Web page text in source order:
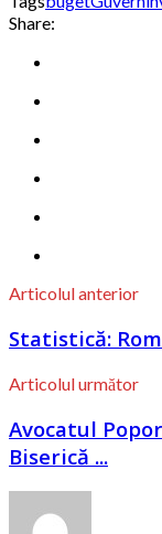
Share:
Articolul anterior
Statistică:
Articolul următor
Avocatul
Biserică ...